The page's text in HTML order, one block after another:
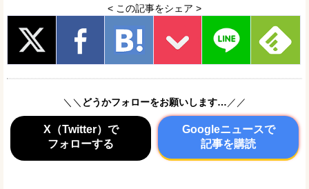
< この記事をシェア >
＼＼ どうかフォローをお願いします…／／
X（Twitter）で
フォローする
Googleニュースで
記事を購読